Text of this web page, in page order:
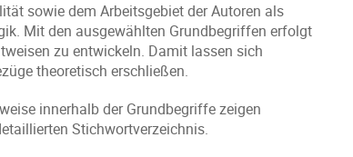
sowie dem Arbeitsgebiet der Autoren als
Mit den ausgewählten Grundbegriffen erfolgt
zu entwickeln. Damit lassen sich
theoretisch erschließen.
innerhalb der Grundbegriffe zeigen
Stichwortverzeichnis.